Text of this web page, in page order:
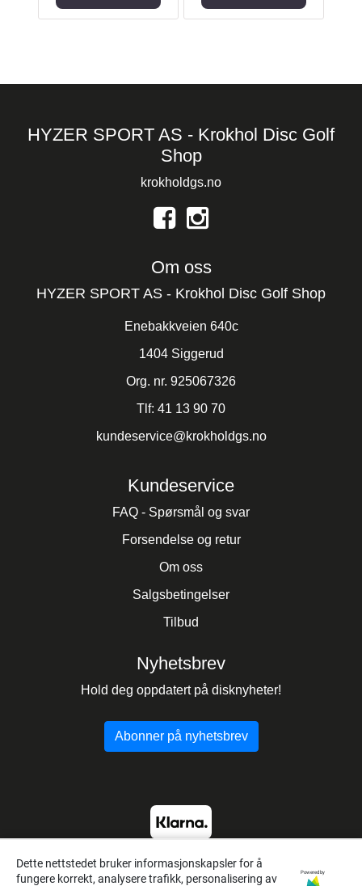
Dette nettstedet bruker informasjonskapsler for å
fungere korrekt, analysere trafikk, personalisering av
Powered by
HYZER SPORT AS - Krokhol Disc Golf
Shop
krokholdgs.no
Om oss
HYZER SPORT AS - Krokhol Disc Golf Shop
Enebakkveien 640c
1404 Siggerud
Org. nr. 925067326
Tlf: 41 13 90 70
kundeservice@krokholdgs.no
Kundeservice
FAQ - Spørsmål og svar
Forsendelse og retur
Om oss
Salgsbetingelser
Tilbud
Nyhetsbrev
Hold deg oppdatert på disknyheter!
Abonner på nyhetsbrev